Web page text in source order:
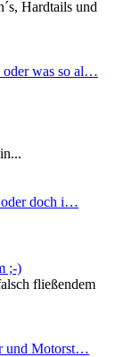
Hardtails und
was so al…
oder doch i…
;-)
fließendem
und Motorst…